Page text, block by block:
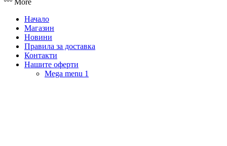
More
Начало
Магазин
Новини
Правила за доставка
Контакти
Нашите оферти
Mega menu 1